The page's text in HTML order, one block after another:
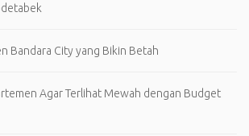
Bandara City yang Bikin Betah
Agar Terlihat Mewah dengan Budget